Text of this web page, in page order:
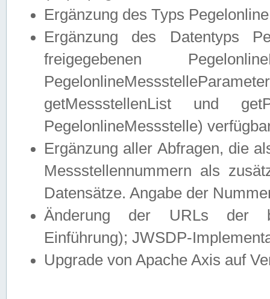
Ergänzung des Typs
Ergänzung des Datentyps
freigegebenen
getMessstellenList und
PegelonlineMessstelle)
Ergänzung aller Abfragen, die
Messstellennummern als
Datensätze. Angabe der
Änderung der URLs der
Einführung); JWSDP-
Upgrade von Apache Axis auf